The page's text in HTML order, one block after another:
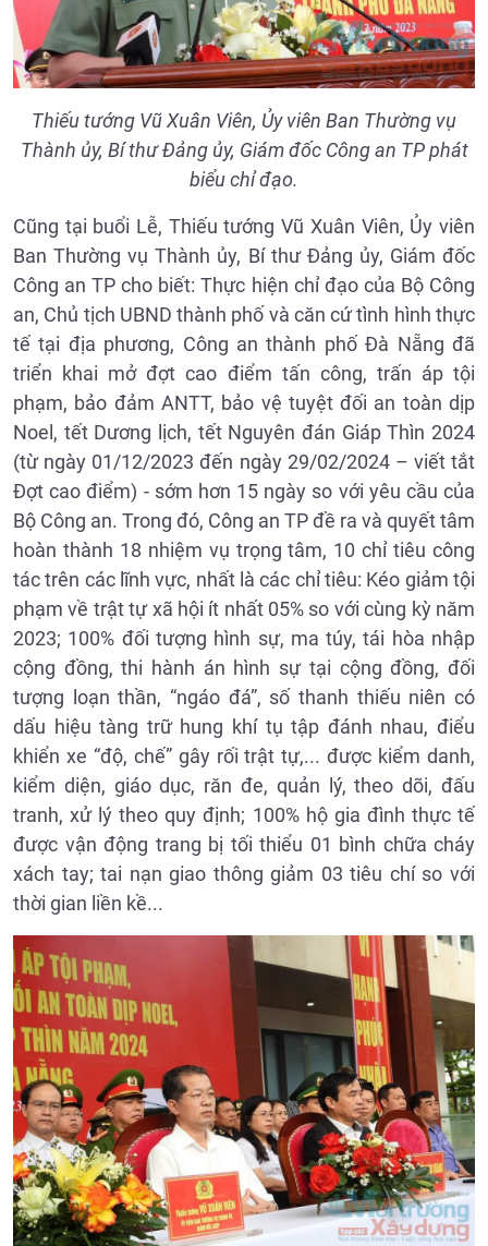
Thiếu tướng Vũ Xuân Viên, Ủy viên Ban Thường vụ
Thành ủy, Bí thư Đảng ủy, Giám đốc Công an TP phát
biểu chỉ đạo.
Cũng tại buổi Lễ, Thiếu tướng Vũ Xuân Viên, Ủy viên
Ban Thường vụ Thành ủy, Bí thư Đảng ủy, Giám đốc
Công an TP cho biết: Thực hiện chỉ đạo của Bộ Công
an, Chủ tịch UBND thành phố và căn cứ tình hình thực
tế tại địa phương, Công an thành phố Đà Nẵng đã
triển khai mở đợt cao điểm tấn công, trấn áp tội
phạm, bảo đảm ANTT, bảo vệ tuyệt đối an toàn dịp
Noel, tết Dương lịch, tết Nguyên đán Giáp Thìn 2024
(từ ngày 01/12/2023 đến ngày 29/02/2024 – viết tắt
Đợt cao điểm) - sớm hơn 15 ngày so với yêu cầu của
Bộ Công an. Trong đó, Công an TP đề ra và quyết tâm
hoàn thành 18 nhiệm vụ trọng tâm, 10 chỉ tiêu công
tác trên các lĩnh vực, nhất là các chỉ tiêu: Kéo giảm tội
phạm về trật tự xã hội ít nhất 05% so với cùng kỳ năm
2023; 100% đối tượng hình sự, ma túy, tái hòa nhập
cộng đồng, thi hành án hình sự tại cộng đồng, đối
tượng loạn thần, “ngáo đá”, số thanh thiếu niên có
dấu hiệu tàng trữ hung khí tụ tập đánh nhau, điểu
khiển xe “độ, chế” gây rối trật tự,... được kiểm danh,
kiểm diện, giáo dục, răn đe, quản lý, theo dõi, đấu
tranh, xử lý theo quy định; 100% hộ gia đình thực tế
được vận động trang bị tối thiểu 01 bình chữa cháy
xách tay; tai nạn giao thông giảm 03 tiêu chí so với
thời gian liền kề...